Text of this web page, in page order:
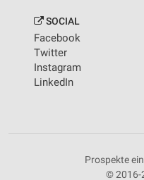
SOCIAL
Facebook
Twitter
Instagram
LinkedIn
Prospekte
© 2016-